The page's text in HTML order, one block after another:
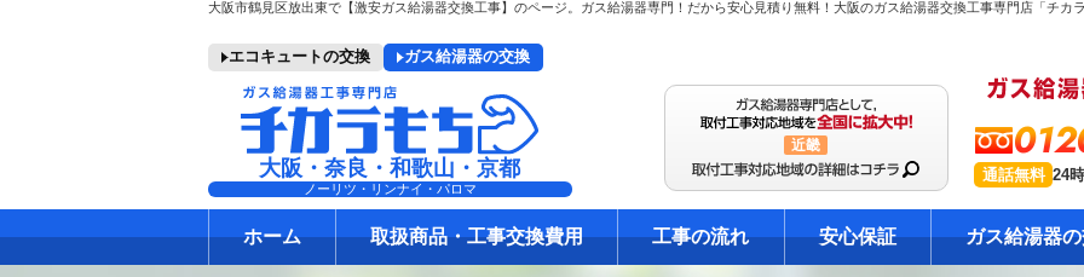
エコキュートの交換 ガス給湯器の交換
大阪・奈良・和歌山・京都
ノーリツ・リンナイ・パロマ
近畿
通話無料 24
ホーム 取扱商品・工事交換費用 工事の流れ 安心保証 ガス給湯器